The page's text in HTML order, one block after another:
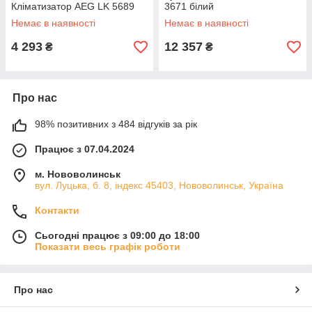
Кліматизатор AEG LK 5689
Немає в наявності
4 293 ₴
3671 білий
Немає в наявності
12 357 ₴
Про нас
98% позитивних з 484 відгуків за рік
Працює з 07.04.2024
м. Нововолинськ
вул. Луцька, б. 8, індекс 45403, Нововолинськ, Україна
Контакти
Сьогодні працює з 09:00 до 18:00
Показати весь графік роботи
Про нас